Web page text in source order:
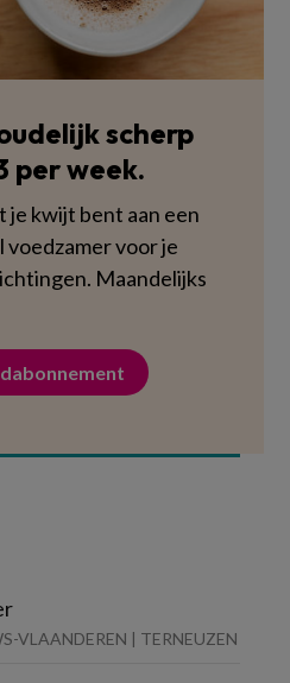
scherp
per week.
je kwijt bent aan een
voor je
Maandelijks
VLAANDEREN | TERNEUZEN